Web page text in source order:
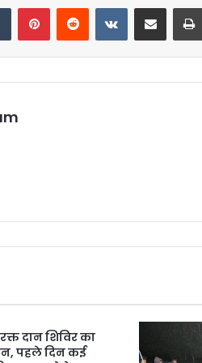
Tumblr PinterestReddit VKontakteShare via Email
दान शिविर का
पहले दिन कई